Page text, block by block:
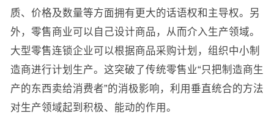
质、价格及数量等方面拥有更大的话语权和主导权。另
外，零售商业可以自己设计商品，从而介入生产领域。
大型零售连锁企业可以根据商品采购计划，组织中小制
造商进行计划生产。这突破了传统零售业“只把制造商生
产的东西卖给消费者”的消极影响，利用垂直统合的方法
对生产领域起到积极、能动的作用。